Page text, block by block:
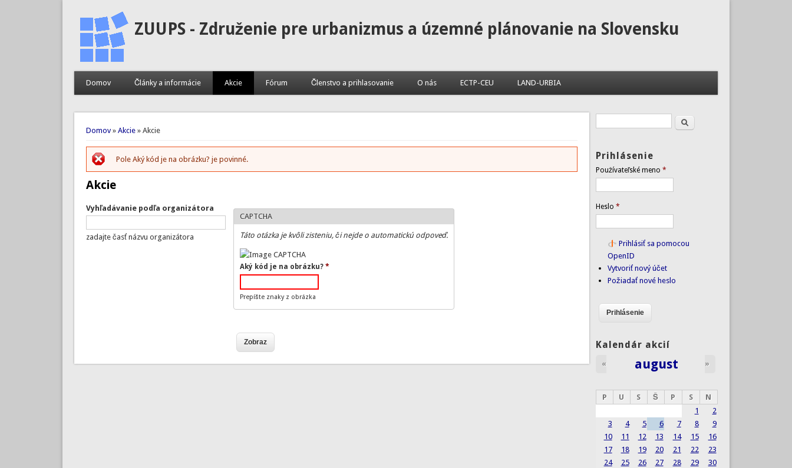
ZUUPS - Združenie pre urbanizmus a územné plánovanie na Slovensku
Domov Články a informácie Akcie Fórum Členstvo a prihlasovanie O nás ECTP-CEU LAND-URBIA
Nachádzate sa tu
Domov» Akcie» Akcie
Chybová správa
Pole Aký kód je na obrázku? je povinné.
Akcie
Vyhľadávanie podľa organizátora
zadajte časť názvu organizátora
CAPTCHA
Táto otázka je kvôli zisteniu, či nejde o automatickú odpoveď.
Aký kód je na obrázku? *
Prepíšte znaky z obrázka
Vyhľadávanie
Hľadať
Prihlásenie
Používateľské meno *
Heslo *
Prihlásiť sa pomocou
OpenID
Vytvoriť nový účet
Požiadať nové heslo
Kalendár akcií
august
« »
P U S Š P S
N
1
2
3
4 5 6 7 8
9
10
11 12 13 14 15
16
17
18 19 20 21 22
23
24
25 26 27 28 29
30